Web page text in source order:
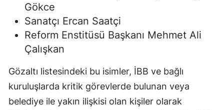
Gökce
Sanatçı Ercan Saatçi
Reform Enstitüsü Başkanı Mehmet Ali
Çalışkan
Gözaltı listesindeki bu isimler, İBB ve bağlı
kuruluşlarda kritik görevlerde bulunan veya
belediye ile yakın ilişkisi olan kişiler olarak